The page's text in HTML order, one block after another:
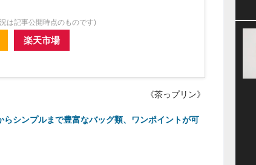
は記事公開時点のものです)
楽天市場
《茶っプリン》
シンプルまで豊富なバッグ類、ワンポイントが可